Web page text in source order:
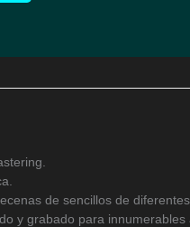
de sencillos de
y grabado para innumerables